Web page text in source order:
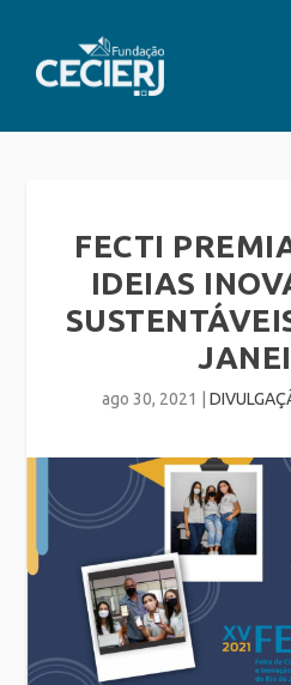
FECTI
IDEIAS
ago 30, 2021